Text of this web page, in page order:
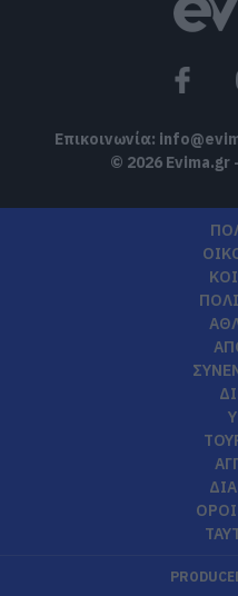
Επικοινωνία:
© 2026